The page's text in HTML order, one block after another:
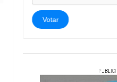
Votar